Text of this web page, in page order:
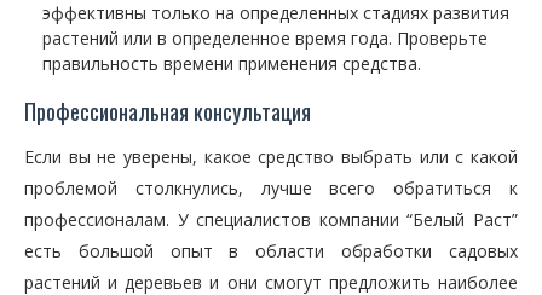
эффективны только на определенных стадиях развития
растений или в определенное время года. Проверьте
правильность времени применения средства.
Профессиональная консультация
Если вы не уверены, какое средство выбрать или с какой
проблемой столкнулись, лучше всего обратиться к
профессионалам. У специалистов компании “Белый Раст”
есть большой опыт в области обработки садовых
растений и деревьев и они смогут предложить наиболее